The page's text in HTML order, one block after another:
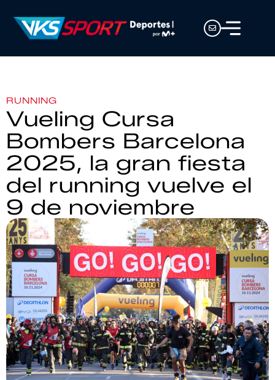
RUNNING
Vueling Cursa
Bombers Barcelona
2025, la gran fiesta
del running vuelve el
9 de noviembre